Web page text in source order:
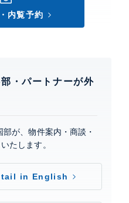
内覧予約
・パートナーが外
が、物件案内・商談・
たします。
in English